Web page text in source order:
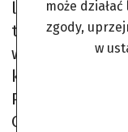
legalizacji
terytorium RP.
wyraził
komisji zbliżyć
Pali
Osajda
może
zgody,
w